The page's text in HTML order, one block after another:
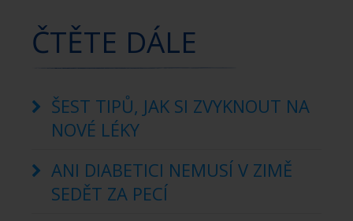
ČTĚTE DÁLE
ŠEST TIPŮ, JAK SI ZVYKNOUT NA
NOVÉ LÉKY
ANI DIABETICI NEMUSÍ V ZIMĚ
SEDĚT ZA PECÍ